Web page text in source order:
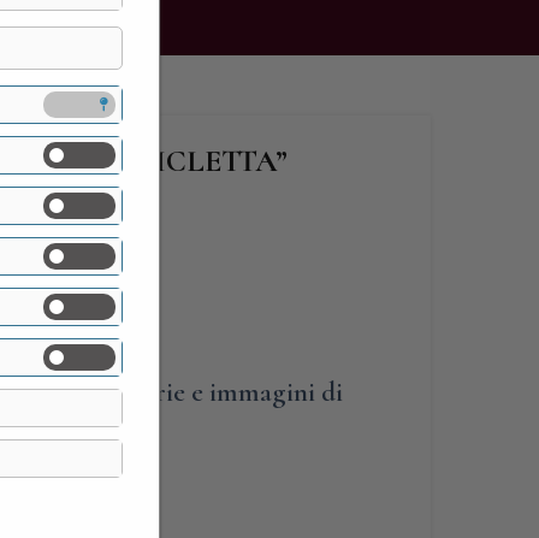
BICICLETTA”
Storie e immagini di